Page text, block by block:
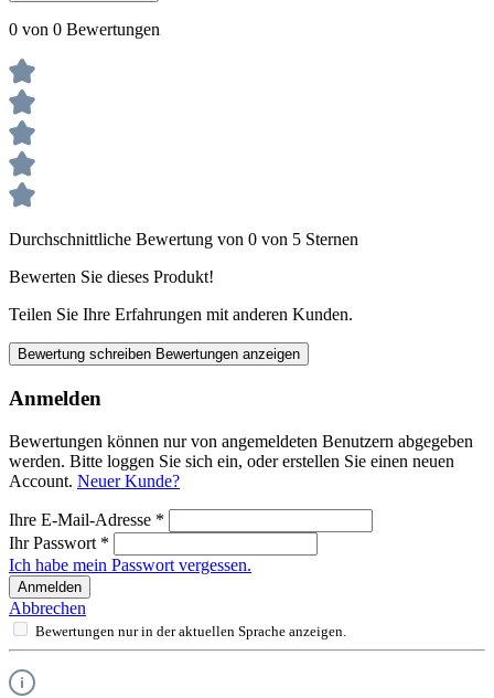
0 von 0 Bewertungen
Durchschnittliche Bewertung von 0 von 5 Sternen
Bewerten Sie dieses Produkt!
Teilen Sie Ihre Erfahrungen mit anderen Kunden.
Bewertung schreiben Bewertungen anzeigen
Anmelden
Bewertungen können nur von angemeldeten Benutzern abgegeben
werden. Bitte loggen Sie sich ein, oder erstellen Sie einen neuen
Account. Neuer Kunde?
Ihre E-Mail-Adresse *
Ihr Passwort *
Ich habe mein Passwort vergessen.
Anmelden
Abbrechen
Bewertungen nur in der aktuellen Sprache anzeigen.